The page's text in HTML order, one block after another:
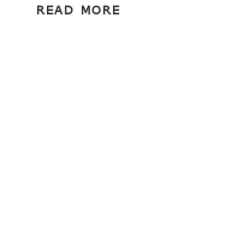
READ MORE